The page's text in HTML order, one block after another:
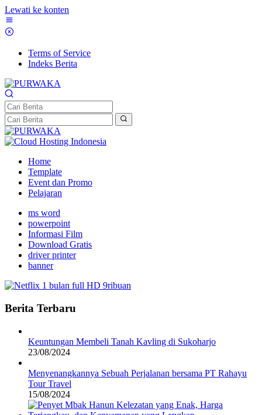
Lewati ke konten
Terms of Service
Indeks Berita
Home
Template
Event dan Promo
Pelajaran
ms word
powerpoint
Informasi Film
Download Gratis
driver printer
banner
Berita Terbaru
Keuntungan Membeli Tanah Kavling di Sukoharjo
23/08/2024
Menyenangkannya Sebuah Perjalanan bersama PT Rahayu
Tour Travel
15/08/2024